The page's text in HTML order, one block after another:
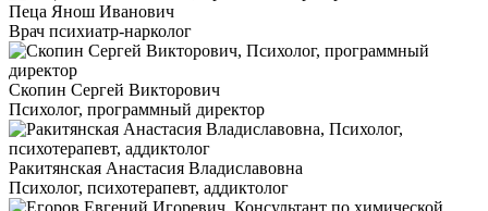
Пеца Янош Иванович
Врач психиатр-нарколог
Скопин Сергей Викторович
Психолог, программный директор
Ракитянская Анастасия Владиславовна
Психолог, психотерапевт, аддиктолог